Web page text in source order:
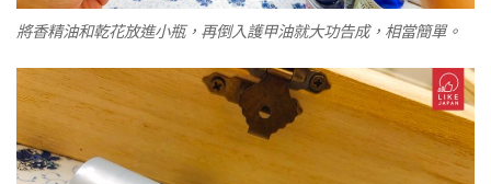
將香精油和乾花放進小瓶，再倒入護甲油就大功告成，相當簡單。